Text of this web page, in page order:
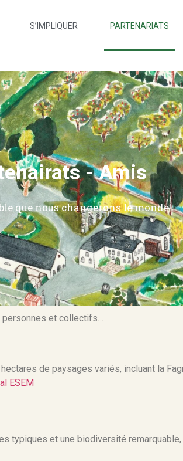
S’IMPLIQUER PARTENARIATS
- Amis
que nous changerons le monde!
personnes et collectifs…
de paysages variés, incluant la
ESEM
typiques et une biodiversité